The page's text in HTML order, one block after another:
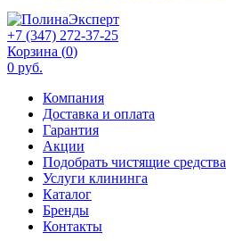
+7 (347) 272-37-25
Корзина (0)
0 руб.
Компания
Доставка и оплата
Гарантия
Акции
Подобрать чистящие средства
Услуги клининга
Каталог
Бренды
Контакты